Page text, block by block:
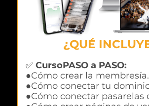
¿QUÉ
✅ CursoPASO a PASO:
●Cómo crear la membresía.
●Cómo conectar tu
●Cómo conectar pasarelas